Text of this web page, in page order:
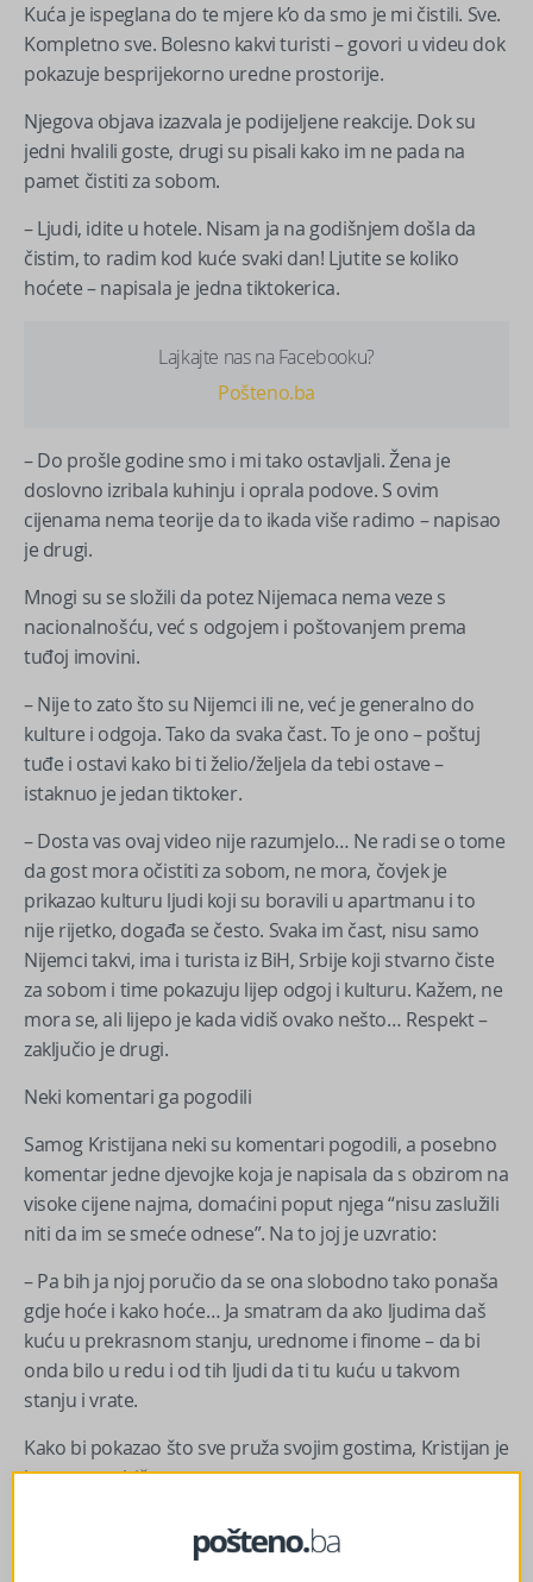
Kuća je ispeglana do te mjere k’o da smo je mi čistili. Sve.
Kompletno sve. Bolesno kakvi turisti – govori u videu dok
pokazuje besprijekorno uredne prostorije.
Njegova objava izazvala je podijeljene reakcije. Dok su
jedni hvalili goste, drugi su pisali kako im ne pada na
pamet čistiti za sobom.
– Ljudi, idite u hotele. Nisam ja na godišnjem došla da
čistim, to radim kod kuće svaki dan! Ljutite se koliko
hoćete – napisala je jedna tiktokerica.
Lajkajte nas na Facebooku?
Pošteno.ba
– Do prošle godine smo i mi tako ostavljali. Žena je
doslovno izribala kuhinju i oprala podove. S ovim
cijenama nema teorije da to ikada više radimo – napisao
je drugi.
Mnogi su se složili da potez Nijemaca nema veze s
nacionalnošću, već s odgojem i poštovanjem prema
tuđoj imovini.
– Nije to zato što su Nijemci ili ne, već je generalno do
kulture i odgoja. Tako da svaka čast. To je ono – poštuj
tuđe i ostavi kako bi ti želio/željela da tebi ostave –
istaknuo je jedan tiktoker.
– Dosta vas ovaj video nije razumjelo… Ne radi se o tome
da gost mora očistiti za sobom, ne mora, čovjek je
prikazao kulturu ljudi koji su boravili u apartmanu i to
nije rijetko, događa se često. Svaka im čast, nisu samo
Nijemci takvi, ima i turista iz BiH, Srbije koji stvarno čiste
za sobom i time pokazuju lijep odgoj i kulturu. Kažem, ne
mora se, ali lijepo je kada vidiš ovako nešto… Respekt –
zaključio je drugi.
Neki komentari ga pogodili
Samog Kristijana neki su komentari pogodili, a posebno
komentar jedne djevojke koja je napisala da s obzirom na
visoke cijene najma, domaćini poput njega “nisu zaslužili
niti da im se smeće odnese”. Na to joj je uzvratio:
– Pa bih ja njoj poručio da se ona slobodno tako ponaša
gdje hoće i kako hoće… Ja smatram da ako ljudima daš
kuću u prekrasnom stanju, urednome i finome – da bi
onda bilo u redu i od tih ljudi da ti tu kuću u takvom
stanju i vrate.
Kako bi pokazao što sve pruža svojim gostima, Kristijan je
kamerom obišao apartman.
– Evo, nama gosti dolaze za koju minutu – dobiju u
frižideru piće, dobiju čajeve, filter aparat, kafe, sve